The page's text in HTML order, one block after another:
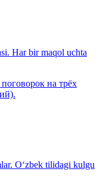
Har bir maqol uchta
на трёх
O‘zbek tilidagi kulgu